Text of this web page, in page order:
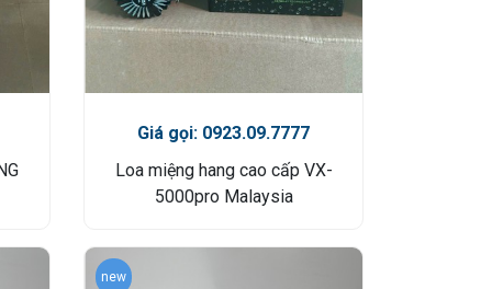
Giá gọi: 0923.09.7777
Loa miệng hang cao cấp VX-
5000pro Malaysia
new